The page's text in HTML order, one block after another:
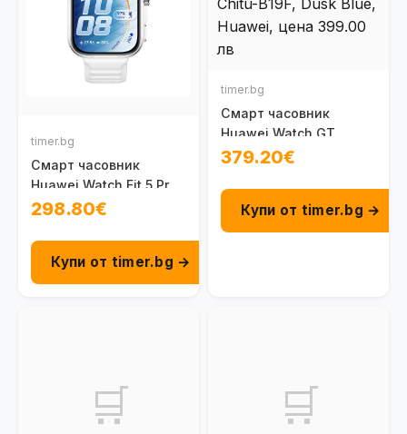
timer.bg
Смарт часовник
Huawei Watch Fit 5 Pro,
Niki-B29FS, White
298.80€
Купи от timer.bg →
timer.bg
Смарт часовник
Huawei Watch GT
Runner 2, Chitu-B19F,
379.20€
Купи от timer.bg →
🛒 🛒